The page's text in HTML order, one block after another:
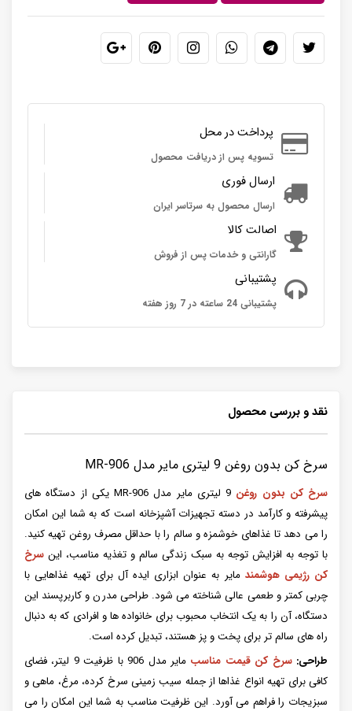
پرداخت در محل
تسویه پس از دریافت محصول
ارسال فوری
ارسال محصول به سرتاسر ایران
اصالت کالا
گارانتی و خدمات پس از فروش
پشتیبانی
پشتیبانی 24 ساعته در 7 روز هفته
نقد و بررسی محصول
سرخ کن بدون روغن 9 لیتری مایر مدل MR-906
سرخ کن بدون روغن
9 لیتری مایر مدل MR-906 یکی از دستگاه های
پیشرفته و کارآمد در دسته تجهیزات آشپزخانه است که به شما این امکان
را می دهد تا غذاهای خوشمزه و سالم را با حداقل مصرف روغن تهیه کنید.
با توجه به افزایش توجه به سبک زندگی سالم و تغذیه مناسب، این سرخ
کن رژیمی هوشمند مایر به عنوان ابزاری ایده آل برای تهیه غذاهایی با
چربی کمتر و طعمی عالی شناخته می شود. طراحی مدرن و کاربرپسند این
دستگاه، آن را به یک انتخاب محبوب برای خانواده ها و افرادی که به دنبال
راه های سالم تر برای پخت و پز هستند، تبدیل کرده است.
طراحی: سرخ کن قیمت مناسب
مایر مدل 906 با ظرفیت 9 لیتر، فضای
کافی برای تهیه انواع غذاها از جمله سیب زمینی سرخ کرده، مرغ، ماهی و
سبزیجات را فراهم می آورد. این ظرفیت مناسب به شما این امکان را می